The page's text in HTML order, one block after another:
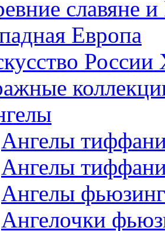
славяне и
Европа
Ангелы
Ангелы
Ангелы фьюзинг
Ангелочки